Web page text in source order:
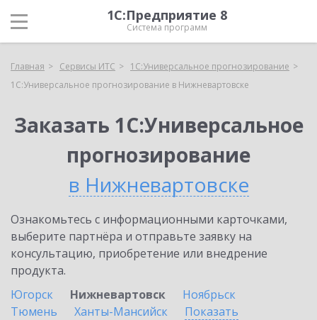
1С:Предприятие 8
Система программ
Главная Сервисы ИТС
1С:Универсальное прогнозирование
1С:Универсальное прогнозирование в Нижневартовске
Заказать 1С:Универсальное
прогнозирование
в Нижневартовске
Ознакомьтесь с информационными карточками,
выберите партнёра и отправьте заявку на
консультацию, приобретение или внедрение
продукта.
Югорск
Нижневартовск
Ноябрьск
Тюмень
Ханты-Мансийск
Показать